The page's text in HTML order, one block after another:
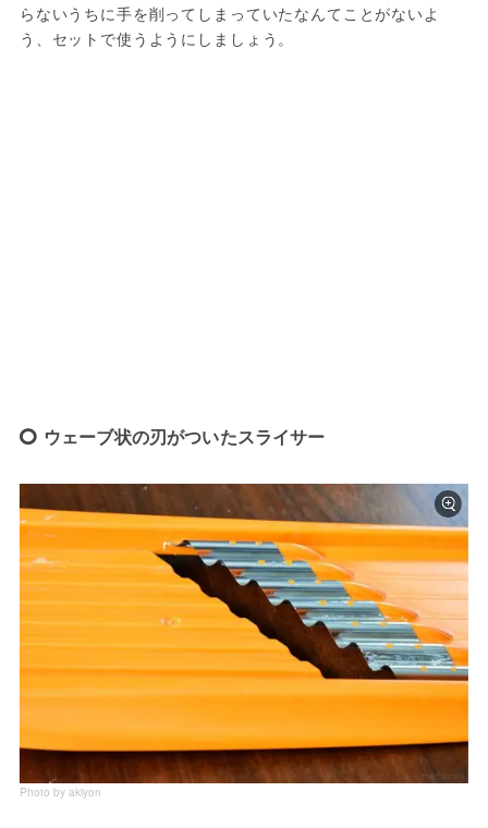
らないうちに手を削ってしまっていたなんてことがないよ
う、セットで使うようにしましょう。
ウェーブ状の刃がついたスライサー
Photo by akiyon